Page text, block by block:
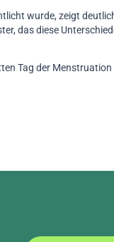
wurde, zeigt
das diese
Tag der